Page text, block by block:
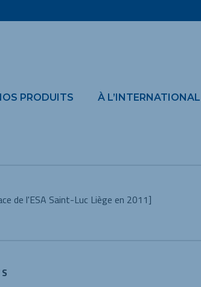
PRODUITS À L’INTERNATIONAL
de l'ESA Saint-Luc Liège en 2011]